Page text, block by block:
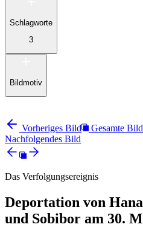
Schlagworte
3
Bildmotiv
Vorheriges Bild
Gesamte
Nachfolgendes Bild
Das Verfolgungsereignis
Deportation von
und Sobibor am 30.